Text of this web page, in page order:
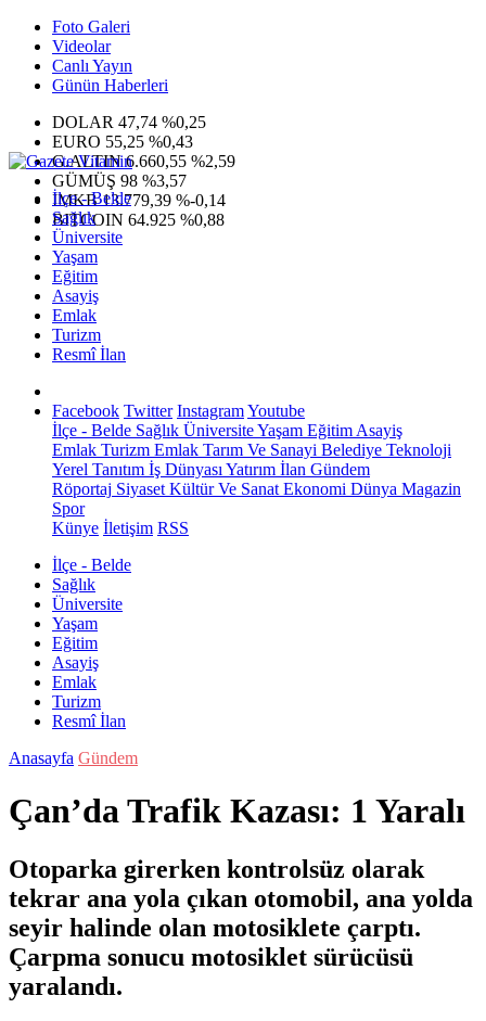
Foto Galeri
Videolar
Canlı Yayın
Günün Haberleri
DOLAR 47,74 %0,25
EURO 55,25 %0,43
G.ALTIN6.660,55 %2,59
GÜMÜŞ 98 %3,57
IMKB13.779,39 %-0,14
BITCOIN 64.925 %0,88
İlçe - Belde
Sağlık
Üniversite
Yaşam
Eğitim
Asayiş
Emlak
Turizm
Resmî İlan
Facebook Twitter InstagramYoutube
İlçe - Belde Sağlık ÜniversiteYaşam Eğitim Asayiş
Emlak Turizm Emlak Tarım Ve Sanayi Belediye Teknoloji
Yerel Tanıtım İş Dünyası Yatırım İlan Gündem
Röportaj Siyaset Kültür Ve Sanat Ekonomi Dünya Magazin
Spor
Künye İletişim RSS
İlçe - Belde
Sağlık
Üniversite
Yaşam
Eğitim
Asayiş
Emlak
Turizm
Resmî İlan
Anasayfa Gündem
Çan’da Trafik Kazası: 1 Yaralı
Otoparka girerken kontrolsüz olarak
tekrar ana yola çıkan otomobil, ana yolda
seyir halinde olan motosiklete çarptı.
Çarpma sonucu motosiklet sürücüsü
yaralandı.